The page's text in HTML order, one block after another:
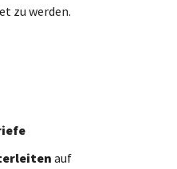
zu werden.
auf